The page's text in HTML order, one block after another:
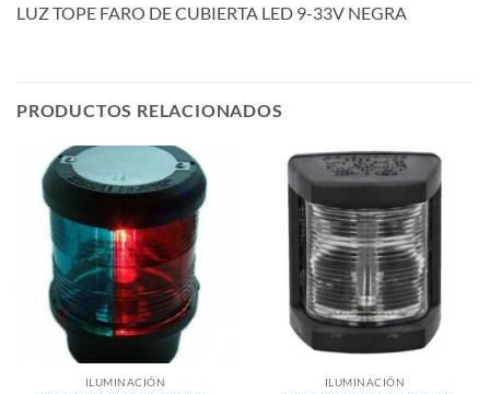
LUZ TOPE FARO DE CUBIERTA LED 9-33V NEGRA
PRODUCTOS RELACIONADOS
ILUMINACIÓN ILUMINACIÓN